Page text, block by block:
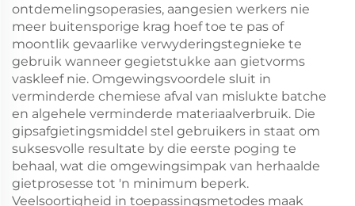
ontdemelingsoperasies, aangesien werkers nie
meer buitensporige krag hoef toe te pas of
moontlik gevaarlike verwyderingstegnieke te
gebruik wanneer gegietstukke aan gietvorms
vaskleef nie. Omgewingsvoordele sluit in
verminderde chemiese afval van mislukte batche
en algehele verminderde materiaalverbruik. Die
gipsafgietingsmiddel stel gebruikers in staat om
suksesvolle resultate by die eerste poging te
behaal, wat die omgewingsimpak van herhaalde
gietprosesse tot 'n minimum beperk.
Veelsoortigheid in toepassingsmetodes maak